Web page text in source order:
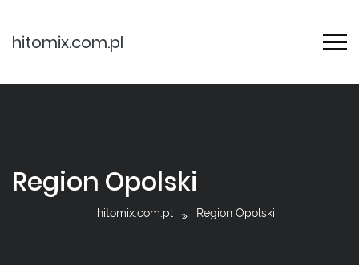
hitomix.com.pl
Region Opolski
hitomix.com.pl Region Opolski